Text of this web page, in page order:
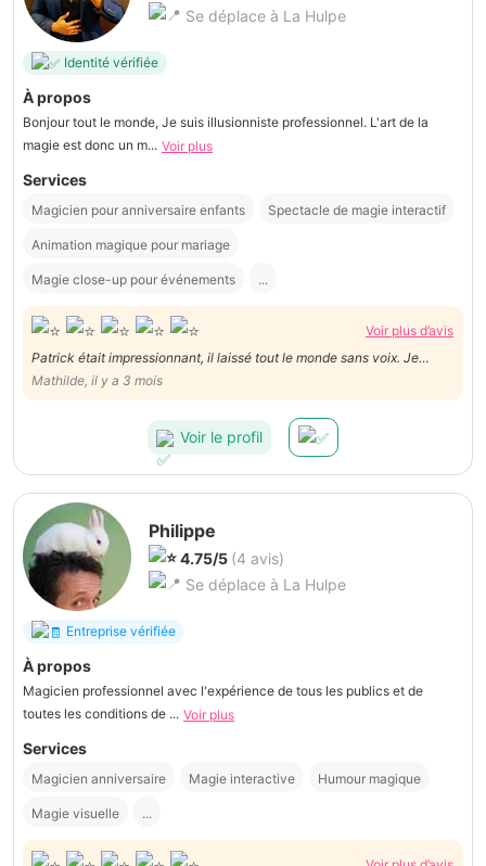
Se déplace à La Hulpe
Identité vérifiée
À propos
Bonjour tout le monde, Je suis illusionniste professionnel. L'art de la
magie est donc un m... Voir plus
Services
Magicien pour anniversaire enfants Spectacle de magie interactif
Animation magique pour mariage
Magie close-up pour événements ...
Voir plus d’avis
Patrick était impressionnant, il laissé tout le monde sans voix. Je
recommande à 100%. De plus, il a personnalisé un tour
spécifiquement pour la vedette de la soirée, elle a adoré. Merci
Mathilde, il y a 3 mois
Voir le profil
Philippe
4.75/5 (4 avis)
Se déplace à La Hulpe
Entreprise vérifiée
À propos
Magicien professionnel avec l'expérience de tous les publics et de
toutes les conditions de ... Voir plus
Services
Magicien anniversaire Magie interactive Humour magique
Magie visuelle ...